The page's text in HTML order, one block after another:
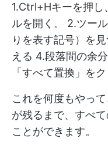
1.Ctrl+Hキーを押
ルを開く。 2.ツー
りを表す記号）を
える 4.段落間の余
「すべて置換」を
これを何度もやっ
が残るまで、すべ
ことができます。